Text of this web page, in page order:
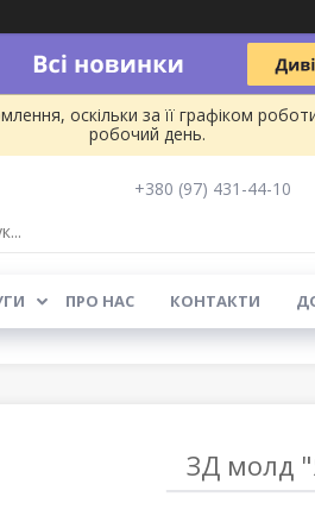
оскільки за її графіком
робочий день.
+380 (97) 431-44-10
ПРО НАС КОНТАКТИ
ЗД молд